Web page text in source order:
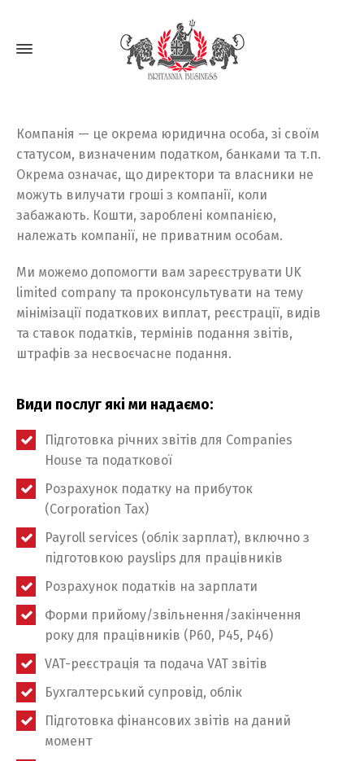
Компанія — це окрема юридична особа, зі своїм
статусом, визначеним податком, банками та т.п.
Окрема означає, що директори та власники не
можуть вилучати гроші з компанії, коли
забажають. Кошти, зароблені компанією,
належать компанії, не приватним особам.
Ми можемо допомогти вам зареєструвати UK
limited company та проконсультувати на тему
мінімізації податкових виплат, реєстрації, видів
та ставок податків, термінів подання звітів,
штрафів за несвоєчасне подання.
Види послуг які ми надаємо:
Підготовка річних звітів для Companies
House та податкової
Розрахунок податку на прибуток
(Corporation Tax)
Payroll services (облік зарплат), включно з
підготовкою payslips для працівників
Розрахунок податків на зарплати
Форми прийому/звільнення/закінчення
року для працівників (Р60, Р45, Р46)
VAT-реєстрація та подача VAT звітів
Бухгалтерський супровід, облік
Підготовка фінансових звітів на даний
момент